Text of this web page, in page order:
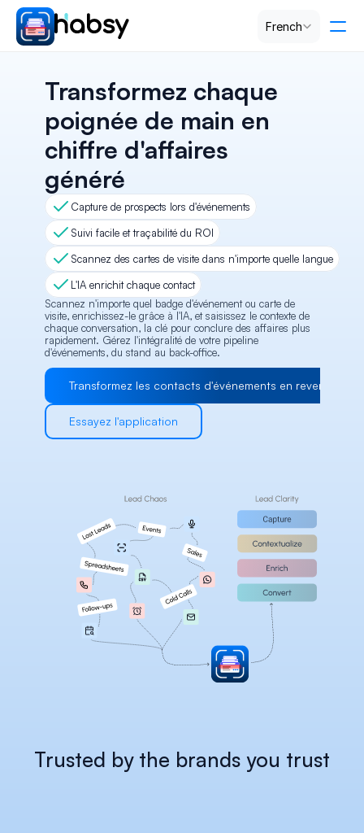
French
PRODUCT
Design
Content
Publish
RESOURCES
Careers
Transformez chaque
poignée de main en
chiffre d'affaires
généré
Capture de prospects lors d'événements
Suivi facile et traçabilité du ROI
Scannez des cartes de visite dans n'importe quelle langue
L'IA enrichit chaque contact
Scannez n'importe quel badge d'événement ou carte de
visite, enrichissez-le grâce à l'IA, et saisissez le contexte de
chaque conversation, la clé pour conclure des affaires plus
rapidement. Gérez l'intégralité de votre pipeline
d'événements, du stand au back-office.
Transformez les contacts d'événements en revenus
Essayez l'application
Trusted by the brands you trust